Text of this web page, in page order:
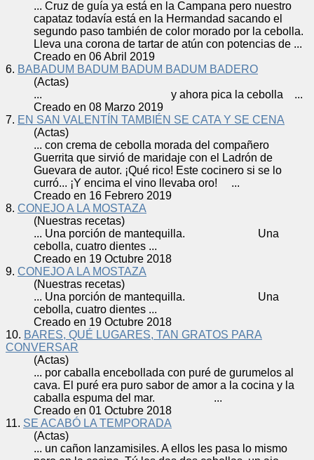
... Cruz de guía ya está en la Campana pero nuestro
capataz todavía está en la Hermandad sacando el
segundo paso también de color morado por la cebolla.
Lleva una corona de tartar de atún con potencias de ...
Creado en 06 Abril 2019
6. BABADUM BADUM BADUM BADUM BADERO
(Actas)
... y ahora pica la cebolla ...
Creado en 08 Marzo 2019
7. EN SAN VALENTÍN TAMBIÉN SE CATA Y SE CENA
(Actas)
... con crema de cebolla morada del compañero
Guerrita que sirvió de maridaje con el Ladrón de
Guevara de autor. ¡Qué rico! Este cocinero si se lo
curró... ¡Y encima el vino llevaba oro! ...
Creado en 16 Febrero 2019
8. CONEJO A LA MOSTAZA
(Nuestras recetas)
... Una porción de mantequilla. Una
cebolla, cuatro dientes ...
Creado en 19 Octubre 2018
9. CONEJO A LA MOSTAZA
(Nuestras recetas)
... Una porción de mantequilla. Una
cebolla, cuatro dientes ...
Creado en 19 Octubre 2018
10. BARES, QUÉ LUGARES, TAN GRATOS PARA
CONVERSAR
(Actas)
... por caballa encebollada con puré de gurumelos al
cava. El puré era puro sabor de amor a la cocina y la
caballa espuma del mar. ...
Creado en 01 Octubre 2018
11. SE ACABÓ LA TEMPORADA
(Actas)
... un cañon lanzamisiles. A ellos les pasa lo mismo